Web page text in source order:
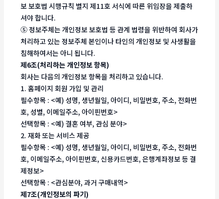
보 보호법 시행규칙 별지 제11호 서식에 따른 위임장을 제출하
셔야 합니다.
⑤ 정보주체는 개인정보 보호법 등 관계 법령을 위반하여 회사가
처리하고 있는 정보주체 본인이나 타인의 개인정보 및 사생활을
침해하여서는 아니 됩니다.
제6조(처리하는 개인정보 항목)
회사는 다음의 개인정보 항목을 처리하고 있습니다.
1. 홈페이지 회원 가입 및 관리
필수항목 : <예) 성명, 생년월일, 아이디, 비밀번호, 주소, 전화번
호, 성별, 이메일주소, 아이핀번호>
선택항목 : <예) 결혼 여부, 관심 분야>
2. 재화 또는 서비스 제공
필수항목 : <예) 성명, 생년월일, 아이디, 비밀번호, 주소, 전화번
호, 이메일주소, 아이핀번호, 신용카드번호, 은행계좌정보 등 결
제정보>
선택항목 : <관심분야, 과거 구매내역>
제7조(개인정보의 파기)